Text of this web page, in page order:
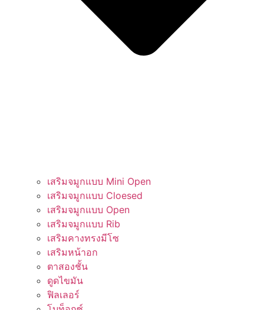
เสริมจมูกแบบ Mini Open
เสริมจมูกแบบ Cloesed
เสริมจมูกแบบ Open
เสริมจมูกแบบ Rib
เสริมคางทรงมีโซ​​
เสริมหน้าอก
ตาสองชั้น
ดูดไขมัน
ฟิลเลอร์